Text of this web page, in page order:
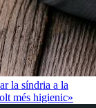
la síndria a la
més higienic»